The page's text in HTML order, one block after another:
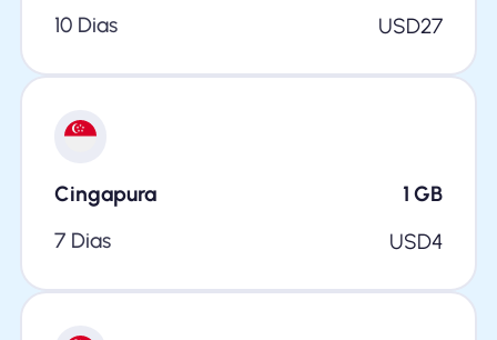
10 Dias
USD27
Cingapura 1 GB
7 Dias
USD4